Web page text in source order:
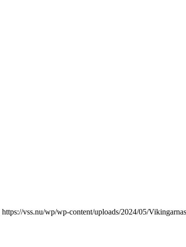
https://vss.nu/wp/wp-content/uploads/2024/05/